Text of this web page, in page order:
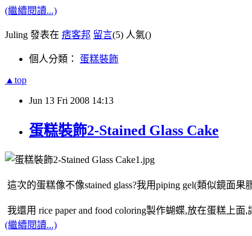
(繼續閱讀...)
Juling 發表在 痞客邦 留言(5) 人氣()
個人分類： 蛋糕裝飾
▲top
Jun 13 Fri 2008 14:13
蛋糕裝飾2-Stained Glass Cake
這次的蛋糕像不像stained glass?我用piping gel(類似鏡面
我還用 rice paper and food coloring製作蝴蝶,放在蛋糕上面
(繼續閱讀...)